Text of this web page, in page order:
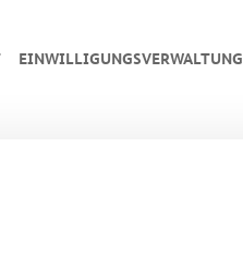
EINWILLIGUNGSVERWALTUNG